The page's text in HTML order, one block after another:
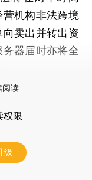
机构非法跨境
卖出并转出资
器届时亦将全
阅读
权限
级